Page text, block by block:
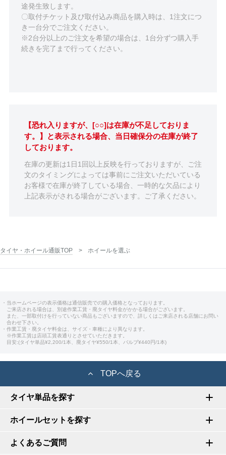
途発生致します。
〇取付チケット及び取付込み商品を購入時は、1注文につ
き一台分でご注文ください。
※2台分以上のご注文を希望の場合は、1台分ずつ購入手
続きを完了まで行ってください。
【恐れ入りますが、[○○]は在庫が不足しておりま
す。】と表示される場合、当日確保分の在庫が終了
しております。
在庫の更新は1日1回以上反映を行っておりますが、ご注
文のタイミングによっては事前にご注文いただいている
お客様で在庫が終了している場合、一時的な欠品により
上記表示がされる場合がございます。ご了承ください。
タイヤ・ホイール通販TOP ホイールを選ぶ
・当ホームページの表示価格は通信販売での購入価格となっております。
ご来店される場合は、別途作業工賃・廃タイヤ料金がかかる場合がございます。
また、一部取付けを行っていない商品もございますので、詳しくはご来店される店舗にお問い
合わせ下さい。
・作業工賃・廃タイヤ料金は、サイズ・車種により異なります。
※作業工賃は店頭工賃表通りとさせていただきます。
目安:(タイヤ単品¥2,200/1本、廃タイヤ¥550/1本、バルブ¥440円/1本)
TOPへ戻る
タイヤ単品を探す
ホイールセットを探す
よくあるご質問